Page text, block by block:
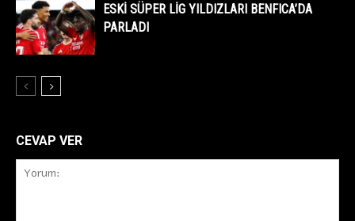
ESKİ SÜPER LİG YILDIZLARI BENFICA’DA
PARLADI
CEVAP VER